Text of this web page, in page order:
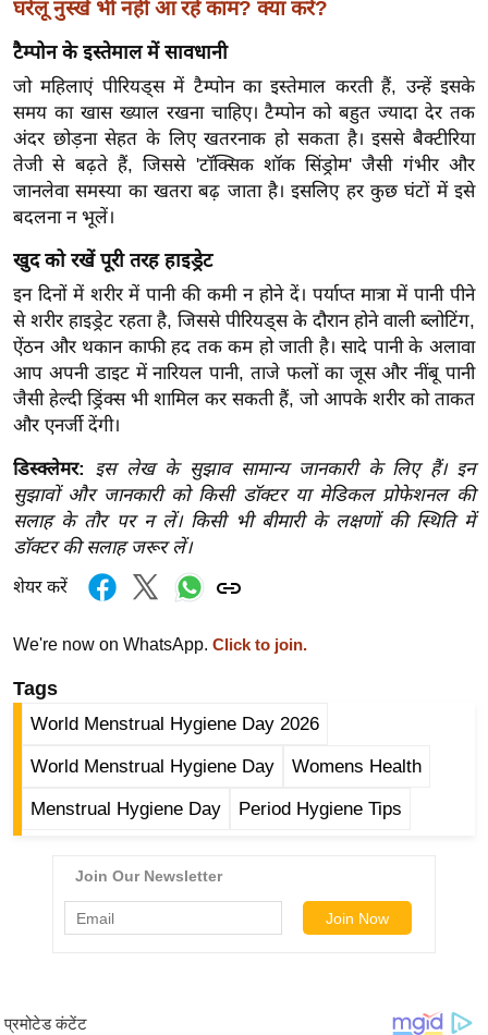
ड
हॉ
ली
वु
ड
फि
स
मी
क्षा
B
r
e
k
i
n
g
N
w
ला
इ
फ
इ
टी
घरेलू नुस्खे भी नहीं आ रहे काम? क्या करें?
टैम्पोन के इस्तेमाल में सावधानी
जो महिलाएं पीरियड्स में टैम्पोन का इस्तेमाल करती हैं, उन्हें इसके
समय का खास ख्याल रखना चाहिए। टैम्पोन को बहुत ज्यादा देर तक
अंदर छोड़ना सेहत के लिए खतरनाक हो सकता है। इससे बैक्टीरिया
तेजी से बढ़ते हैं, जिससे 'टॉक्सिक शॉक सिंड्रोम' जैसी गंभीर और
जानलेवा समस्या का खतरा बढ़ जाता है। इसलिए हर कुछ घंटों में इसे
बदलना न भूलें।
खुद को रखें पूरी तरह हाइड्रेट
इन दिनों में शरीर में पानी की कमी न होने दें। पर्याप्त मात्रा में पानी पीने
से शरीर हाइड्रेट रहता है, जिससे पीरियड्स के दौरान होने वाली ब्लोटिंग,
ऐंठन और थकान काफी हद तक कम हो जाती है। सादे पानी के अलावा
आप अपनी डाइट में नारियल पानी, ताजे फलों का जूस और नींबू पानी
जैसी हेल्दी ड्रिंक्स भी शामिल कर सकती हैं, जो आपके शरीर को ताकत
और एनर्जी देंगी।
डिस्क्लेमर: इस लेख के सुझाव सामान्य जानकारी के लिए हैं। इन
सुझावों और जानकारी को किसी डॉक्टर या मेडिकल प्रोफेशनल की
सलाह के तौर पर न लें। किसी भी बीमारी के लक्षणों की स्थिति में
डॉक्टर की सलाह जरूर लें।
शेयर करें
We're now on WhatsApp. Click to join.
Tags
World Menstrual Hygiene Day 2026
World Menstrual Hygiene Day Womens Health
Menstrual Hygiene Day Period Hygiene Tips